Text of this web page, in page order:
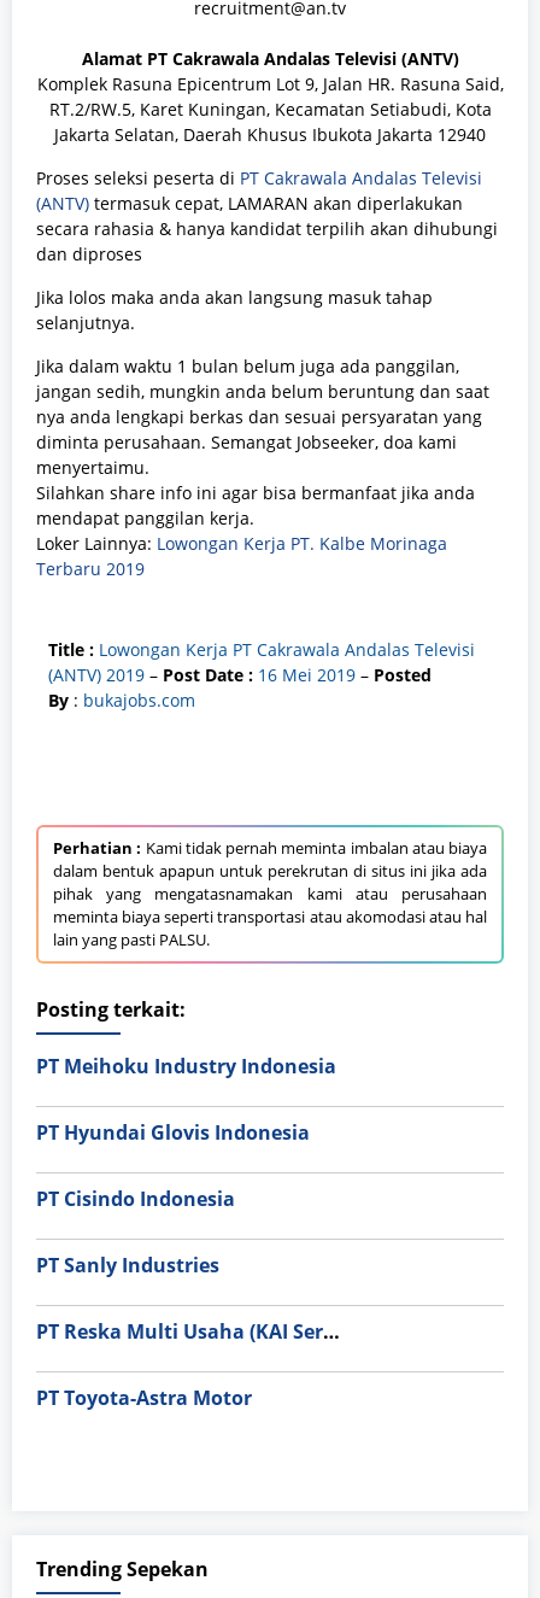
recruitment@an.tv
Alamat PT Cakrawala Andalas Televisi (ANTV)
Komplek Rasuna Epicentrum Lot 9, Jalan HR. Rasuna Said,
RT.2/RW.5, Karet Kuningan, Kecamatan Setiabudi, Kota
Jakarta Selatan, Daerah Khusus Ibukota Jakarta 12940
Proses seleksi peserta di PT Cakrawala Andalas Televisi
(ANTV) termasuk cepat, LAMARAN akan diperlakukan
secara rahasia & hanya kandidat terpilih akan dihubungi
dan diproses
Jika lolos maka anda akan langsung masuk tahap
selanjutnya.
Jika dalam waktu 1 bulan belum juga ada panggilan,
jangan sedih, mungkin anda belum beruntung dan saat
nya anda lengkapi berkas dan sesuai persyaratan yang
diminta perusahaan. Semangat Jobseeker, doa kami
menyertaimu.
Silahkan share info ini agar bisa bermanfaat jika anda
mendapat panggilan kerja.
Loker Lainnya: Lowongan Kerja PT. Kalbe Morinaga
Terbaru 2019
Title : Lowongan Kerja PT Cakrawala Andalas Televisi
(ANTV) 2019 – Post Date : 16 Mei 2019 – Posted
By : bukajobs.com
Perhatian : Kami tidak pernah meminta imbalan atau biaya
dalam bentuk apapun untuk perekrutan di situs ini jika ada
pihak yang mengatasnamakan kami atau perusahaan
meminta biaya seperti transportasi atau akomodasi atau hal
lain yang pasti PALSU.
Posting terkait:
PT Meihoku Industry Indonesia
PT Hyundai Glovis Indonesia
PT Cisindo Indonesia
PT Sanly Industries
PT Reska Multi Usaha (KAI Services)
PT Toyota-Astra Motor
Trending Sepekan